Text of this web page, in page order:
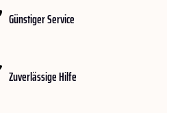
Günstiger Service
Zuverlässige Hilfe